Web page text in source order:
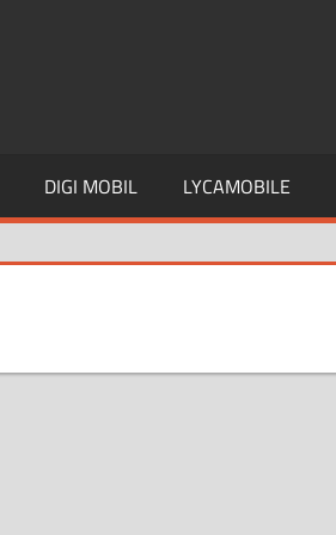
DIGI MOBIL LYCAMOBILE